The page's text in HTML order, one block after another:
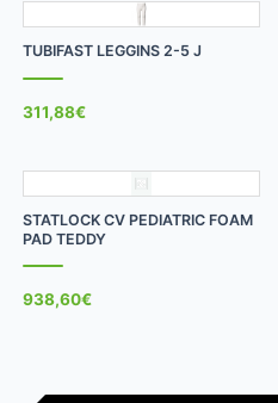
TUBIFAST LEGGINS 2-5 J
311,88€
STATLOCK CV PEDIATRIC FOAM
PAD TEDDY
938,60€